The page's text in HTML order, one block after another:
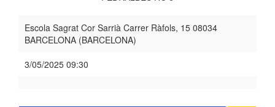
Escola Sagrat Cor Sarrià Carrer Ràfols, 15 08034
BARCELONA (BARCELONA)
3/05/2025 09:30